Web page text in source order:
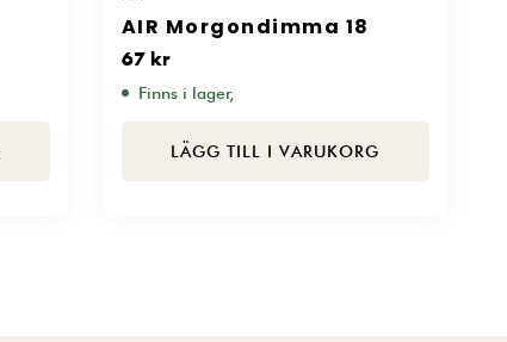
AIR Morgondimma 18
67 kr
Finns i lager,
LÄGG TILL I VARUKORG